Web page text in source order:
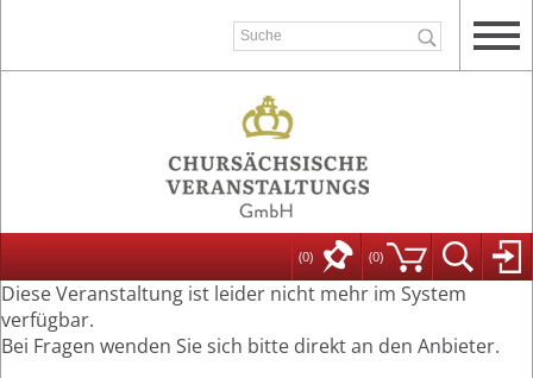
(0) (0)
Diese Veranstaltung ist leider nicht mehr im System
verfügbar.
Bei Fragen wenden Sie sich bitte direkt an den Anbieter.